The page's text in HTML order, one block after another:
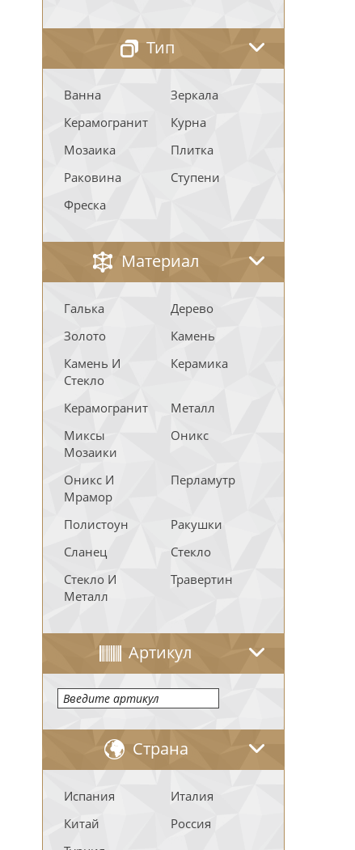
Тип
Ванна
Зеркала
Керамогранит
Курна
Мозаика
Плитка
Раковина
Ступени
Фреска
Материал
Галька
Дерево
Золото
Камень
Камень И
Стекло
Керамика
Керамогранит
Металл
Миксы
Мозаики
Оникс
Оникс И
Мрамор
Перламутр
Полистоун
Ракушки
Сланец
Стекло
Стекло И
Металл
Травертин
Артикул
Страна
Испания
Италия
Китай
Россия